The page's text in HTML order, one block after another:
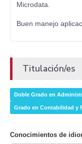
Microdata.
Buen manejo
Titulación/es
Doble Grado en
Grado en Contabilidad y
Conocimientos de